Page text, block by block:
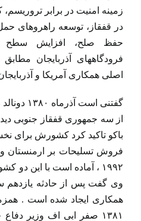
زمینه امنیت در برابر
در قفقاز، توسعه راهروهای
حفظ صلح، افزایش سطح
فرودگاههای آذربایجان
اصلی همکاری آمریکا و
گفتنی است
از سه جمهوری قفقاز جنوبی
باکو تاکید کرد کشورش برای
فروش تسلیحات بر ارمنستان
۱۹۹۲ ، آماده است با این
وی گفت پس از حادثه یازدهم
همکاری ایجاد شده است .
۱۳۸۱ صفر ابی اف وزیر